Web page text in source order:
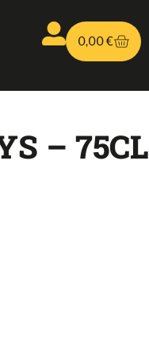
0,00€
– 75CL